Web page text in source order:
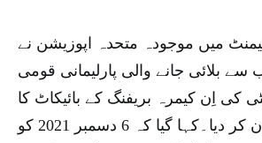
میں موجودہ متحدہ اپوزیشن نے
بلائی جانے والی پارلیمانی قومی
کی اِن کیمرہ بریفنگ کے بائیکاٹ کا
فیصلےکا اعلان کر دیا۔کہا گیا کہ 6 دسمبر 2021 کو